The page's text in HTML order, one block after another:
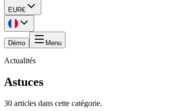
EUR€
Démo Menu
Actualités
Astuces
30 articles dans cette catégorie.